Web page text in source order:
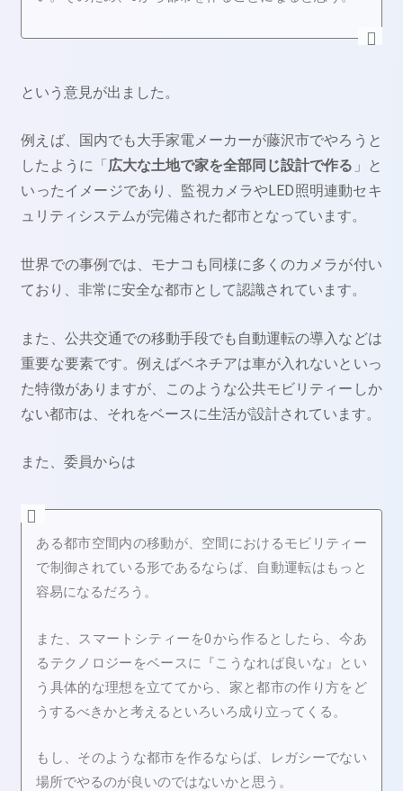
という意見が出ました。
例えば、国内でも大手家電メーカーが藤沢市でやろうと
したように「 広大な土地で家を全部同じ設計で作る 」と
いったイメージであり、監視カメラやLED照明連動セキ
ュリティシステムが完備された都市となっています。
世界での事例では、モナコも同様に多くのカメラが付い
ており、非常に安全な都市として認識されています。
また、公共交通での移動手段でも自動運転の導入などは
重要な要素です。例えばベネチアは車が入れないといっ
た特徴がありますが、このような公共モビリティーしか
ない都市は、それをベースに生活が設計されています。
また、委員からは
ある都市空間内の移動が、空間におけるモビリティー
で制御されている形であるならば、自動運転はもっと
容易になるだろう。
また、スマートシティーを0から作るとしたら、今あ
るテクノロジーをベースに『こうなれば良いな』とい
う具体的な理想を立ててから、家と都市の作り方をど
うするべきかと考えるといろいろ成り立ってくる。
もし、そのような都市を作るならば、レガシーでない
場所でやるのが良いのではないかと思う。